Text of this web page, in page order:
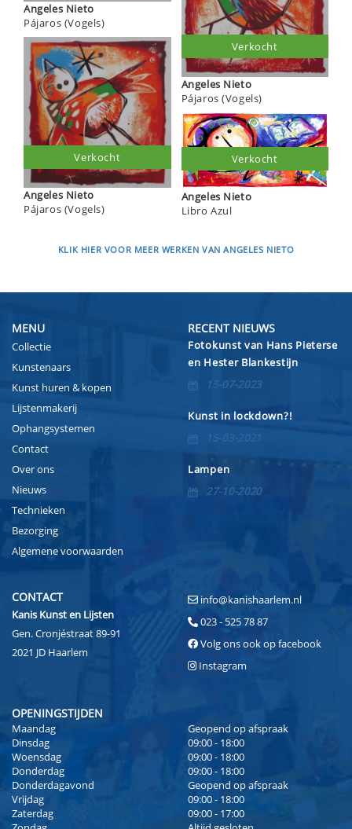
Angeles Nieto
Pájaros (Vogels)
Angeles Nieto
Pájaros (Vogels)
Verkocht
Angeles Nieto
Pájaros (Vogels)
Verkocht
Angeles Nieto
Libro Azul
Verkocht
KLIK HIER VOOR MEER WERKEN VAN ANGELES NIETO
MENU
Collectie
Kunstenaars
Kunst huren & kopen
Lijstenmakerij
Ophangsystemen
Contact
Over ons
Nieuws
Technieken
Bezorging
Algemene voorwaarden
RECENT NIEUWS
Fotokunst van Hans Pieterse
en Hester Blankestijn
15-07-2023
Kunst in lockdown?!
15-03-2021
Lampen
27-10-2020
CONTACT
Kanis Kunst en Lijsten
Gen. Cronjéstraat 89-91
2021 JD Haarlem
info@kanishaarlem.nl
023 - 525 78 87
Volg ons ook op facebook
Instagram
OPENINGSTIJDEN
Maandag
Geopend op afspraak
Dinsdag
09:00 - 18:00
Woensdag
09:00 - 18:00
Donderdag
09:00 - 18:00
Donderdagavond
Geopend op afspraak
Vrijdag
09:00 - 18:00
Zaterdag
09:00 - 17:00